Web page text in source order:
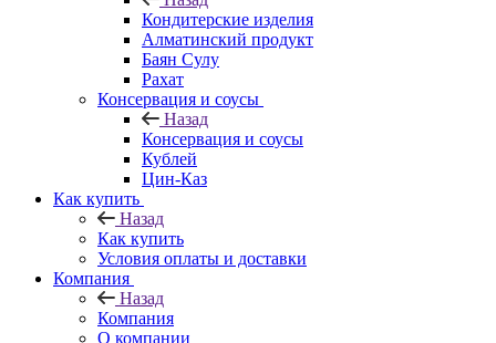
Кондитерские изделия
Алматинский продукт
Баян Сулу
Рахат
Консервация и соусы
Назад
Консервация и соусы
Кублей
Цин-Каз
Как купить
Назад
Как купить
Условия оплаты и доставки
Компания
Назад
Компания
О компании